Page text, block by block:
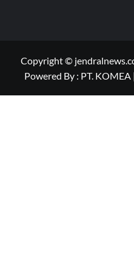
Copyright ©
Powered By : PT. KOMEA |